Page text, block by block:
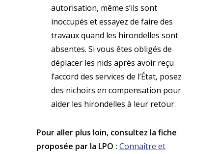
autorisation, même s’ils sont
inoccupés et essayez de faire des
travaux quand les hirondelles sont
absentes. Si vous êtes obligés de
déplacer les nids après avoir reçu
l’accord des services de l’État, posez
des nichoirs en compensation pour
aider les hirondelles à leur retour.
Pour aller plus loin, consultez la fiche
proposée par la LPO : Connaître et